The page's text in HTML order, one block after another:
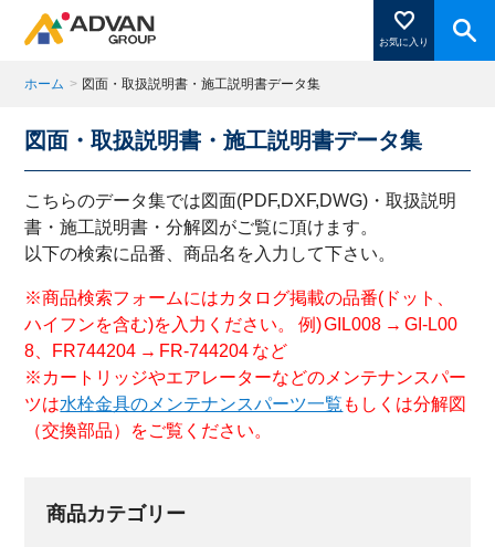
お気に入り
商品ページにある「お気に入り登録」を押すと登録した
商品がここに表示されます。
ホーム > 図面・取扱説明書・施工説明書データ集
図面・取扱説明書・施工説明書データ集
こちらのデータ集では図面(PDF,DXF,DWG)・取扱説明
書・施工説明書・分解図がご覧に頂けます。
以下の検索に品番、商品名を入力して下さい。
※商品検索フォームにはカタログ掲載の品番(ドット、
ハイフンを含む)を入力ください。 例) GIL008 → GI-L00
8、FR744204 → FR-744204 など
※カートリッジやエアレーターなどのメンテナンスパー
ツは水栓金具のメンテナンスパーツ一覧 もしくは分解図
（交換部品）をご覧ください。
商品カテゴリー